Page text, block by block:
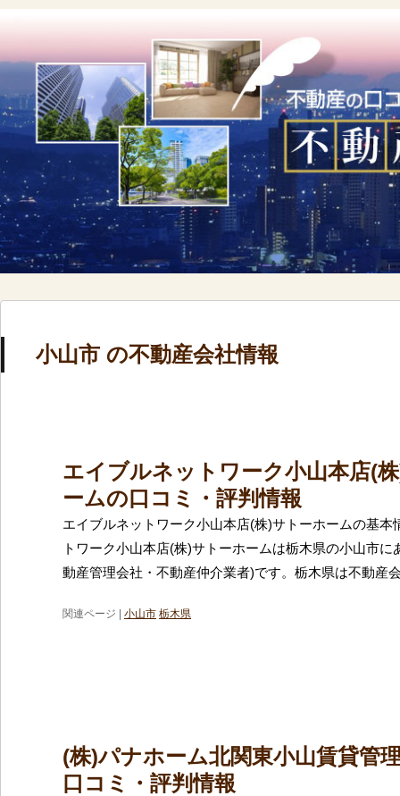
小山市 の不動産会社情報
エイブルネットワーク小山本店(
ームの口コミ・評判情報
エイブルネットワーク小山本店(株)サトーホームの基本
トワーク小山本店(株)サトーホームは栃木県の小山市に
動産管理会社・不動産仲介業者)です。栃木県は不動産
関連ページ | 小山市 栃木県
(株)パナホーム北関東小山賃貸管
口コミ・評判情報